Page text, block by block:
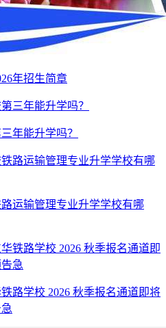
年招生简章
年能升学吗？
运输管理专业升学学校有哪
路学校 2026 秋季报名通道即将